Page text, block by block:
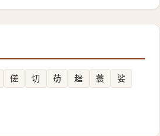
傞 切 苆 趖 蓑
娑